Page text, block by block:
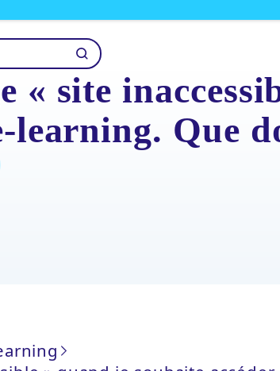
« site
learning. Que